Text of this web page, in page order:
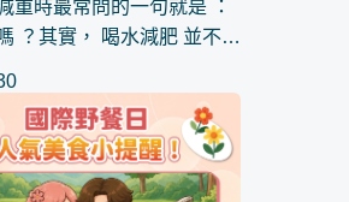
重時最常問的一句就是 ：
會
攝取足夠的水分，身體消
順暢，也較不容易把口渴
；同時，還...